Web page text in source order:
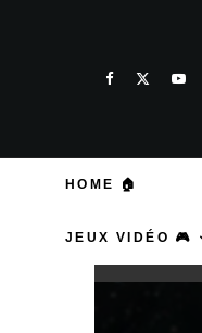
HOME 🏠
JEUX VIDÉO 🎮